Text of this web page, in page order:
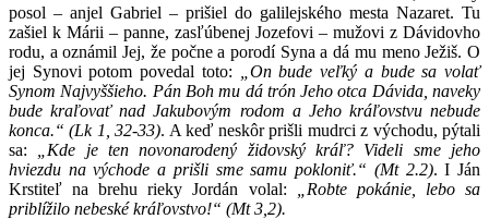
posol – anjel Gabriel – prišiel do galilejského mesta Nazaret. Tu
zašiel k Márii – panne, zasľúbenej Jozefovi – mužovi z Dávidovho
rodu, a oznámil Jej, že počne a porodí Syna a dá mu meno Ježiš. O
jej Synovi potom povedal toto: „On bude veľký a bude sa volať
Synom Najvyššieho. Pán Boh mu dá trón Jeho otca Dávida, naveky
bude kraľovať nad Jakubovým rodom a Jeho kráľovstvu nebude
konca.“ (Lk 1, 32-33). A keď neskôr prišli mudrci z východu, pýtali
sa:
„Kde je ten novonarodený židovský kráľ? Videli sme jeho
hviezdu na východe a prišli sme samu pokloniť.“ (Mt 2.2). I Ján
Krstiteľ na brehu rieky Jordán volal:
„Robte pokánie, lebo sa
priblížilo nebeské kráľovstvo!“ (Mt 3,2).